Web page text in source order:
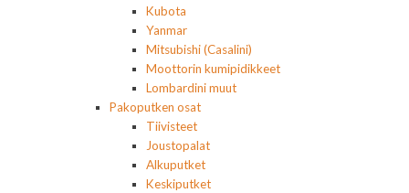
Kubota
Yanmar
Mitsubishi (Casalini)
Moottorin kumipidikkeet
Lombardini muut
Pakoputken osat
Tiivisteet
Joustopalat
Alkuputket
Keskiputket